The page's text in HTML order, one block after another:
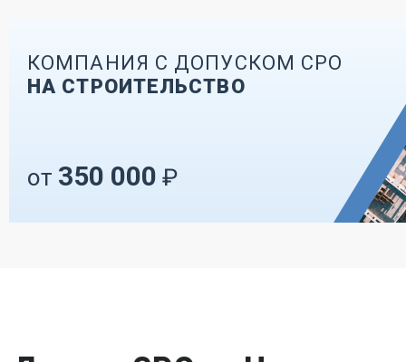
КОМПАНИЯ С ДОПУСКОМ СРО
НА СТРОИТЕЛЬСТВО
от 350 000 ₽